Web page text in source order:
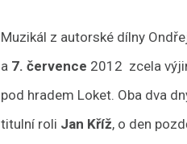
Muzikál z autorské dílny
a 7. července 2012 zcela
pod hradem Loket. Oba dva
titulní roli Jan Kříž, o den